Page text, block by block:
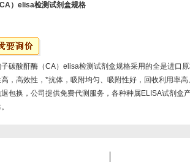
）elisa检测试剂盒规格
碳酸酐酶（CA）elisa检测试剂盒规格采用的全是进口
，高效性，*抗体，吸附均匀、吸附性好，回收利用率高
包换，公司提供免费代测服务，各种种属ELISA试剂盒